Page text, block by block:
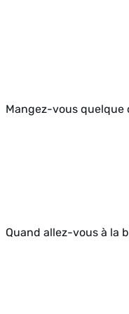
Mangez-vous quelque
Quand allez-vous à la